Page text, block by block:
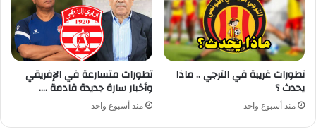
تطورات غريبة في الترجي .. ماذا
يحدث ؟
منذ أسبوع واحد
تطورات متسارعة في الإفريقي
وأخبار سارة جديدة قادمة ….
منذ أسبوع واحد